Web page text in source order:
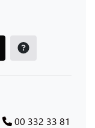
00 332 33 81